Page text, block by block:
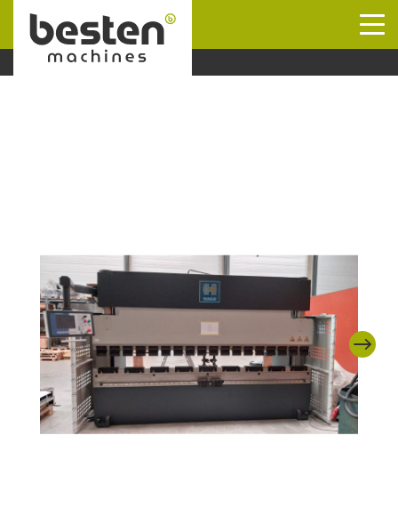
Naar hoofdinhoud
Next